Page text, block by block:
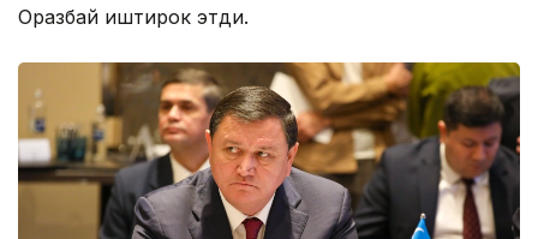
Оразбай иштирок этди.